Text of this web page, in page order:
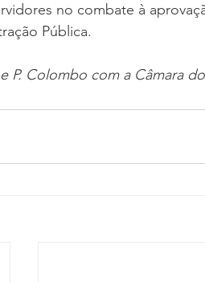
no combate à
Pública.
P. Colombo com a Câmara